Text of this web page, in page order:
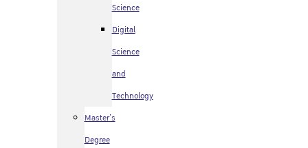
Science
Digital
Science
and
Technology
Master’s
Degree